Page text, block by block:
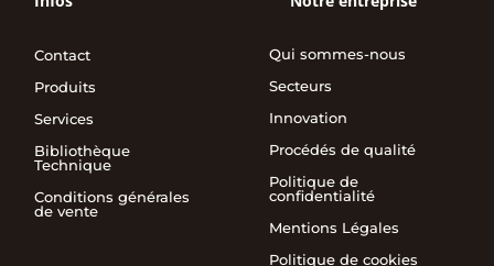
Contact
Produits
Services
Bibliothèque
Technique
Conditions générales
de vente
Qui sommes-nous
Secteurs
Innovation
Procédés de qualité
Politique de
confidentialité
Mentions Légales
Politique de cookies